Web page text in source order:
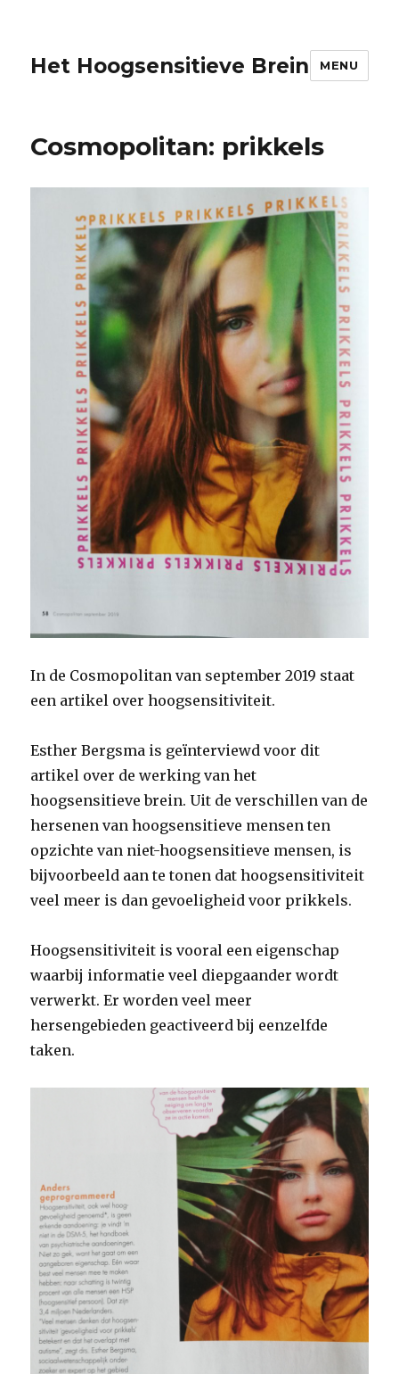
Het Hoogsensitieve Brein MENU
Cosmopolitan: prikkels
In de Cosmopolitan van september 2019 staat
een artikel over hoogsensitiviteit.
Esther Bergsma is geïnterviewd voor dit
artikel over de werking van het
hoogsensitieve brein. Uit de verschillen van de
hersenen van hoogsensitieve mensen ten
opzichte van niet-hoogsensitieve mensen, is
bijvoorbeeld aan te tonen dat hoogsensitiviteit
veel meer is dan gevoeligheid voor prikkels.
Hoogsensitiviteit is vooral een eigenschap
waarbij informatie veel diepgaander wordt
verwerkt. Er worden veel meer
hersengebieden geactiveerd bij eenzelfde
taken.